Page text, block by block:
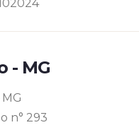
- MG
n° 293